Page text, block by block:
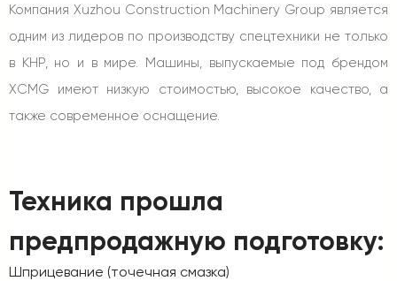
Компания Xuzhou Construction Machinery Group является
одним из лидеров по производству спецтехники не только
в КНР, но и в мире. Машины, выпускаемые под брендом
XCMG имеют низкую стоимостью, высокое качество, а
также современное оснащение.
Техника прошла
предпродажную подготовку:
Шприцевание (точечная смазка)